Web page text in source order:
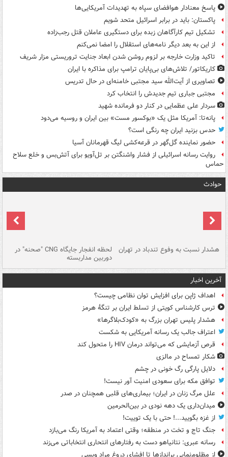
پاسخ معنادار هوافضای سپاه به تهدیدات آمریکایی‌ها
پاکستان: باید در برابر اسرائیل متحد شویم
تشکیل تیم کارآگاهان زبده برای دستگیری عاملان قتل رجب‌زاده
از این به بعد دیگر نامه‌های استقلال را امضا نمی‌کنم
تاکید وزارت خارجه بر لزوم روشن شدن ابعاد جنایت تروریستی مزار شریف
کاریکاتور/ تلاش‌های بی‌پایان ترامپ برای مذاکره با ایران
تصاویری از آیت‌الله سید مجتبی خامنه‌ای در حال تدریس
مجتبی جباری تیم جدیدش را انتخاب کرد
سردار علی عظمایی در کنار دو فرمانده شهید
پانه‌تا: آمریکا مثل یک «بوکسور مست» بین ایران و روسیه می‌دود
حدس بزنید ایران چه رنگی است؟
حضور نماینده گل‌گهر در قرعه‌کشی لیگ قهرمانان آسیا
روایت رسانه اسرائیلی از فشار واشنگتن بر تل‌آویو برای آتش‌بس و خلع سلاح
حماس
حوادث
هشدار نسبت به وفوع تندباد در تهران لحظه انفجار جایگاه CNG "صحنه" در
دوربین مداربسته
آخرین اخبار
اهداف ژاپن برای افزایش توان نظامی چیست؟
ترس کارشناس کویتی از تسلط ایران بر تنگۀ هرمز
هشدار پلیس تهران بزرگ به «کودک‌بلاگرها»
اعتراف جالب یک رسانه آمریکایی به شکست
قرص آزمایشی که می‌تواند درمان HIV را متحول کند
شکار تمساح در مالزی
دلایل پارگی رگ خونی در چشم
توافق مکه برای سعودی امنیت آور نیست!
علل مرگ زنان در ایران؛ بیماری‌های قلبی همچنان در صدر
میدان‌داری یک دهه نودی در بین‌الحرمین
از غزه بگویید...! حتی با یک توییت!
جنگ تاج و تخت در منطقه؛ وقتی اعتماد به آمریکا رنگ می‌بازد
رسانه عبری: نتانیاهو دست به رفتارهای انتحاری انتخاباتی می‌زند
از مظلوم‌نمایی براندازها تا افشای دروغ مراد ویسی